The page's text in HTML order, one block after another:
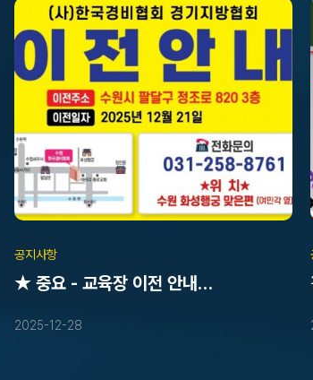
공지사항
★ 중요 - 교육장 이전 안내
2025-12-28